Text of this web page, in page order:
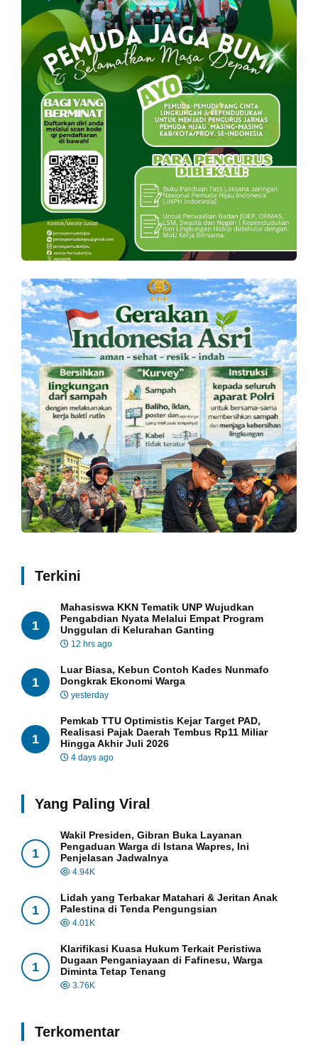
Terkini
1
Mahasiswa KKN Tematik UNP Wujudkan
Pengabdian Nyata Melalui Empat Program
Unggulan di Kelurahan Ganting
12 hrs ago
1
Luar Biasa, Kebun Contoh Kades Nunmafo
Dongkrak Ekonomi Warga
yesterday
1
Pemkab TTU Optimistis Kejar Target PAD,
Realisasi Pajak Daerah Tembus Rp11 Miliar
Hingga Akhir Juli 2026
4 days ago
Yang Paling Viral
1
Wakil Presiden, Gibran Buka Layanan
Pengaduan Warga di Istana Wapres, Ini
Penjelasan Jadwalnya
4.94K
1
Lidah yang Terbakar Matahari & Jeritan Anak
Palestina di Tenda Pengungsian
4.01K
1
Klarifikasi Kuasa Hukum Terkait Peristiwa
Dugaan Penganiayaan di Fafinesu, Warga
Diminta Tetap Tenang
3.76K
Terkomentar